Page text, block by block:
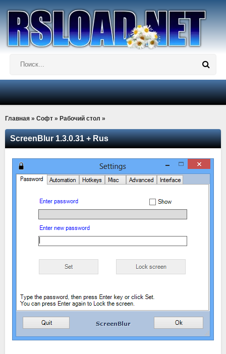
Главная » Софт » Рабочий стол »
ScreenBlur 1.3.0.31 + Rus